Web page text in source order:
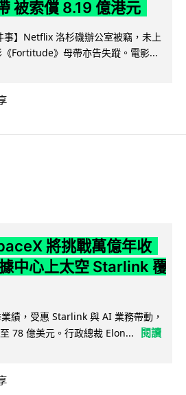
被索償 8.19 億港元
事】Netflix 洛杉磯辦公室被竊，未上
Fortitude》母帶亦告失蹤。電影...
將挑戰萬億年收
中心上太空 Starlink 覆
績，受惠 Starlink 與 AI 業務帶動，
78 億美元。行政總裁 Elon...
閱讀